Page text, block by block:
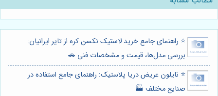
⭐️ راهنمای جامع خرید لاستیک نکسن کره از تایر ایرانیان:
بررسی مدل‌ها، قیمت و مشخصات فنی 🚗
⭐️ نایلون عریض دریا پلاستیک: راهنمای جامع استفاده در
صنایع مختلف 🏭